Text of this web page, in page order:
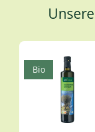
Produktgalerie
Bio